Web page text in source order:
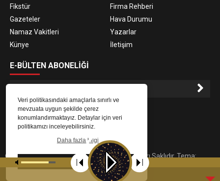
Veri politikasındaki amaçlarla sınırlı ve
mevzuata uygun şekilde çerez
konumlandırmaktayız. Detaylar için veri
politikamızı inceleyebilirsiniz.
Daha fazla bilgi
Tamam
Fikstür
Firma Rehberi
Gazeteler
Hava Durumu
Namaz Vakitleri
Yazarlar
Künye
İletişim
E-BÜLTEN ABONELİĞİ
E-Bülten aboneliği ile haberlere daha hızlı erişin.
© 2023Gaziantep Radyo Zeugma. Tüm Hakları Saklıdır. Tema:
tarafından uyarlanmıştır.